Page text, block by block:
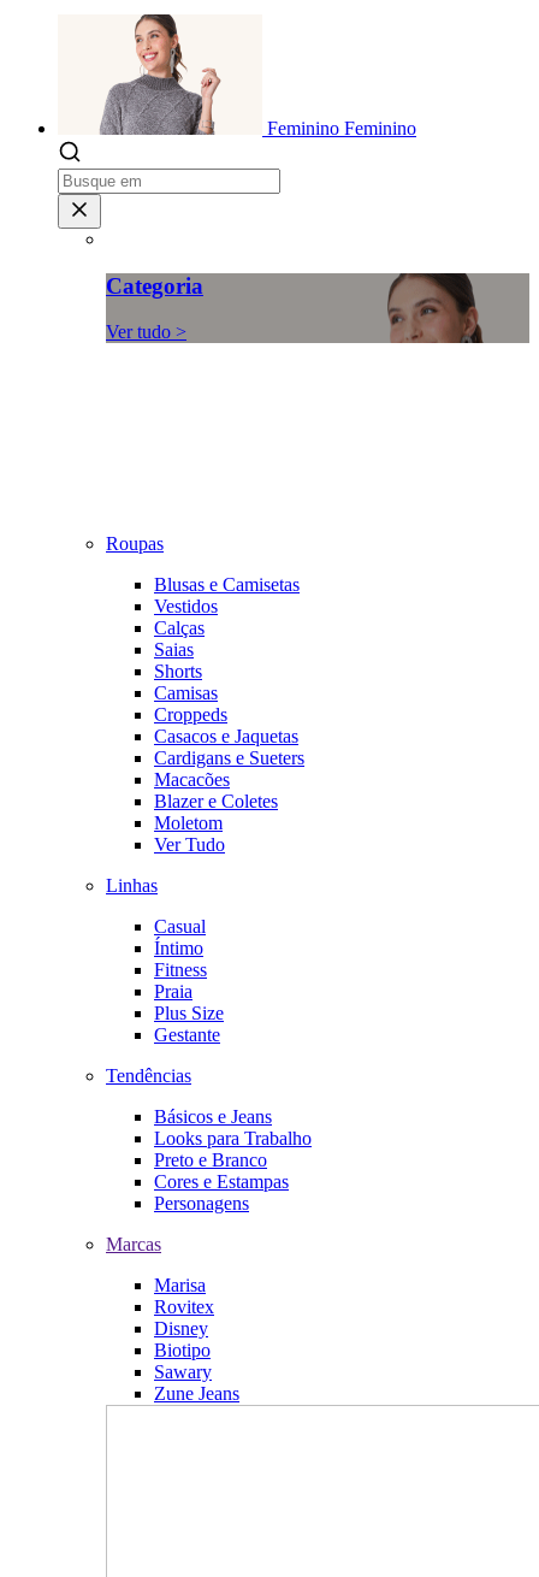
Feminino Feminino
Categoria
Ver tudo >
Roupas
Blusas e Camisetas
Vestidos
Calças
Saias
Shorts
Camisas
Croppeds
Casacos e Jaquetas
Cardigans e Sueters
Macacões
Blazer e Coletes
Moletom
Ver Tudo
Linhas
Casual
Íntimo
Fitness
Praia
Plus Size
Gestante
Tendências
Básicos e Jeans
Looks para Trabalho
Preto e Branco
Cores e Estampas
Personagens
Marcas
Marisa
Rovitex
Disney
Biotipo
Sawary
Zune Jeans